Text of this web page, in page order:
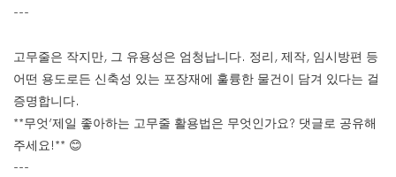
---
고무줄은 작지만, 그 유용성은 엄청납니다. 정리, 제작, 임시방편 등
어떤 용도로든 신축성 있는 포장재에 훌륭한 물건이 담겨 있다는 걸
증명합니다.
**무엇’제일 좋아하는 고무줄 활용법은 무엇인가요? 댓글로 공유해
주세요!** 😊
---